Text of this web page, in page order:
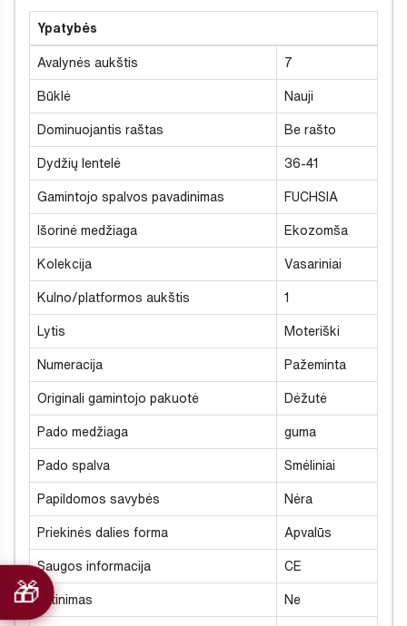
Ypatybės
Avalynės aukštis 7
Būklė Nauji
Dominuojantis raštas Be rašto
Dydžių lentelė 36-41
Gamintojo spalvos pavadinimas FUCHSIA
Išorinė medžiaga Ekozomša
Kolekcija Vasariniai
Kulno/platformos aukštis 1
Lytis Moteriški
Numeracija Pažeminta
Originali gamintojo pakuotė Dėžutė
Pado medžiaga guma
Pado spalva Smėliniai
Papildomos savybės Nėra
Priekinės dalies forma Apvalūs
Saugos informacija CE
Šiltinimas Ne